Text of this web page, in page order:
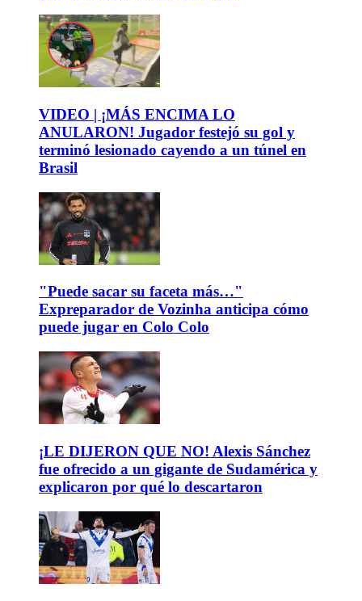
VIDEO | ¡MÁS ENCIMA LO
ANULARON! Jugador festejó su gol y
terminó lesionado cayendo a un túnel en
Brasil
"Puede sacar su faceta más…"
Expreparador de Vozinha anticipa cómo
puede jugar en Colo Colo
¡LE DIJERON QUE NO! Alexis Sánchez
fue ofrecido a un gigante de Sudamérica y
explicaron por qué lo descartaron